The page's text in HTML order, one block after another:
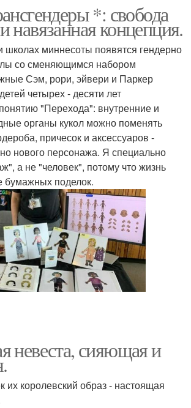
*: свобода
навязанная концепция.
школах миннесоты появятся гендерно
со сменяющимся набором
Сэм, рори, эйвери и Паркер
четырех - десяти лет
"Перехода": внутренние и
органы кукол можно поменять
причесок и аксессуаров -
нового персонажа. Я специально
а не "человек", потому что жизнь
бумажных поделок.
невеста, сияющая и
их королевский образ - настоящая